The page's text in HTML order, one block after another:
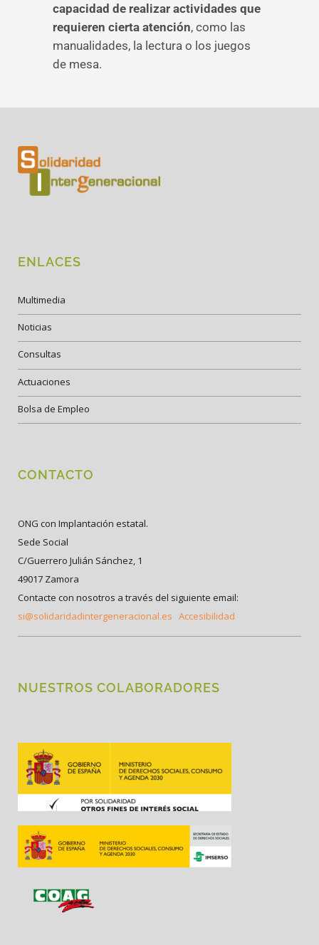
capacidad de realizar actividades que
requieren cierta atención, como las
manualidades, la lectura o los juegos
de mesa.
ENLACES
Multimedia
Noticias
Consultas
Actuaciones
Bolsa de Empleo
CONTACTO
ONG con Implantación estatal.
Sede Social
C/Guerrero Julián Sánchez, 1
49017 Zamora
Contacte con nosotros a través del siguiente email:
si@solidaridadintergeneracional.es Accesibilidad
NUESTROS COLABORADORES